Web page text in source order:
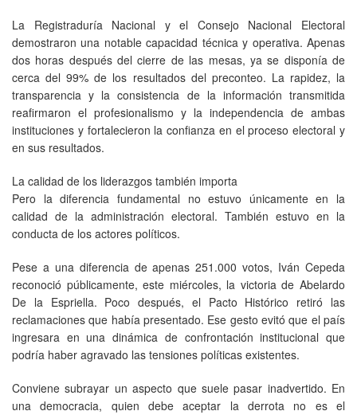
La Registraduría Nacional y el Consejo Nacional Electoral
demostraron una notable capacidad técnica y operativa. Apenas
dos horas después del cierre de las mesas, ya se disponía de
cerca del 99% de los resultados del preconteo. La rapidez, la
transparencia y la consistencia de la información transmitida
reafirmaron el profesionalismo y la independencia de ambas
instituciones y fortalecieron la confianza en el proceso electoral y
en sus resultados.
La calidad de los liderazgos también importa
Pero la diferencia fundamental no estuvo únicamente en la
calidad de la administración electoral. También estuvo en la
conducta de los actores políticos.
Pese a una diferencia de apenas 251.000 votos, Iván Cepeda
reconoció públicamente, este miércoles, la victoria de Abelardo
De la Espriella. Poco después, el Pacto Histórico retiró las
reclamaciones que había presentado. Ese gesto evitó que el país
ingresara en una dinámica de confrontación institucional que
podría haber agravado las tensiones políticas existentes.
Conviene subrayar un aspecto que suele pasar inadvertido. En
una democracia, quien debe aceptar la derrota no es el